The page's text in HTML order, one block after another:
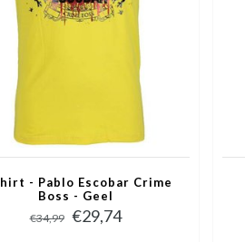
- Pablo Escobar Crime
Boss - Geel
€34,99 €29,74